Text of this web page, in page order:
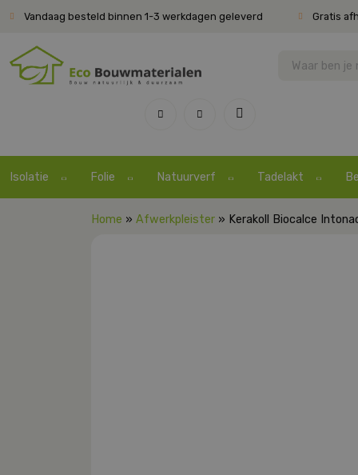
Vandaag besteld binnen 1-3 werkdagen geleverd Gratis
Isolatie Folie Natuurverf Tadelakt
Home » Afwerkpleister » Kerakoll Biocalce